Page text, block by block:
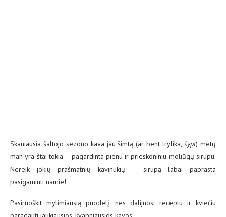
Skaniausia šaltojo sezono kava jau šimtą (ar bent trylika,šypt) metų
man yra štai tokia – pagardinta pienu ir prieskoniniu moliūgų sirupu.
Nereik jokių prašmatnių kavinukių – sirupą labai paprasta
pasigaminti namie!
Pasiruoškit mylimiausią puodelį, nes dalijuosi receptu ir kviečiu